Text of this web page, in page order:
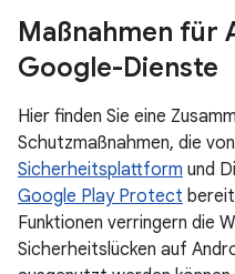
Maßnahmen für
Google-Dienste
Hier finden Sie eine
Schutzmaßnahmen, die
Sicherheitsplattform und
Google Play Protect
Funktionen verringern die
Sicherheitslücken auf